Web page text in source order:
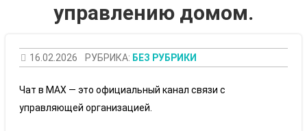
управлению домом.
16.02.2026 РУБРИКА: БЕЗ РУБРИКИ
Чат в MAX — это официальный канал связи с
управляющей организацией.